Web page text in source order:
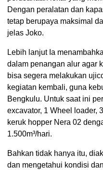
Dengan peralatan dan
tetap berupaya maksimal
jelas Joko.
Lebih lanjut Ia
dalam penangan alur agar
bisa segera melakukan
kegiatan kembali, guna
Bengkulu. Untuk saat ini
excavator, 1 Wheel loader,
keruk hopper Nera 02
1.500m³/hari.
Bahkan tidak hanya itu,
dan mengetahui kondisi